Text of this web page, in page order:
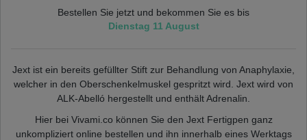
Bestellen Sie jetzt und bekommen Sie es bis
Dienstag 11 August
Jext ist ein bereits gefüllter Stift zur Behandlung von Anaphylaxie,
welcher in den Oberschenkelmuskel gespritzt wird. Jext wird von
ALK-Abelló hergestellt und enthält Adrenalin.
Hier bei Vivami.co können Sie den Jext Fertigpen ganz
unkompliziert online bestellen und ihn innerhalb eines Werktags